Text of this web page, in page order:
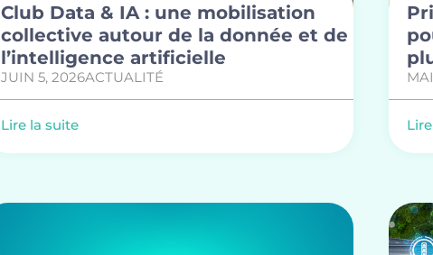
Club Data & IA : une mobilisation
collective autour de la donnée et de
l’intelligence artificielle
JUIN 5, 2026ACTUALITÉ
Lire la suite